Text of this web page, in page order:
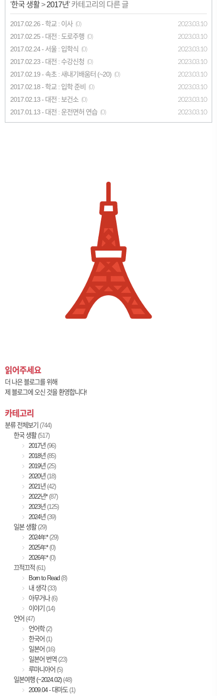
'한국 생활>2017년' 카테고리의 다른 글
2017.02.26 - 학교 : 이사 (0) 2023.03.10
2017.02.25 - 대전 : 도로주행 (0) 2023.03.10
2017.02.24 - 서울 : 입학식 (0) 2023.03.10
2017.02.23 - 대전 : 수강신청 (0) 2023.03.10
2017.02.19 - 속초 : 새내기배움터 (~20) (0) 2023.03.10
2017.02.18 - 학교 : 입학 준비 (0) 2023.03.10
2017.02.13 - 대전 : 보건소 (0) 2023.03.10
2017.01.13 - 대전 : 운전면허 연습 (0) 2023.03.10
읽어주세요
더 나은 블로그를 위해
제 블로그에 오신 것을 환영합니다!
카테고리
분류 전체보기 (744)
한국 생활 (517)
2017년 (96)
2018년 (85)
2019년 (25)
2020년 (18)
2021년 (42)
2022년* (87)
2023년 (125)
2024년 (39)
일본 생활 (29)
2024年* (29)
2025年* (0)
2026年* (0)
끄적끄적 (61)
Born to Read (8)
내 생각 (33)
아무거나 (6)
이야기 (14)
언어 (47)
언어학 (2)
한국어 (1)
일본어 (16)
일본어 번역 (23)
루마니아어 (5)
일본여행 (~2024.02) (48)
2009.04 - 대마도 (1)